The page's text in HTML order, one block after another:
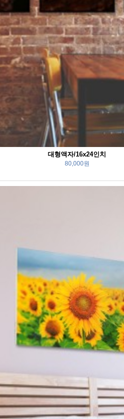
대형액자/16x24인치
80,000원